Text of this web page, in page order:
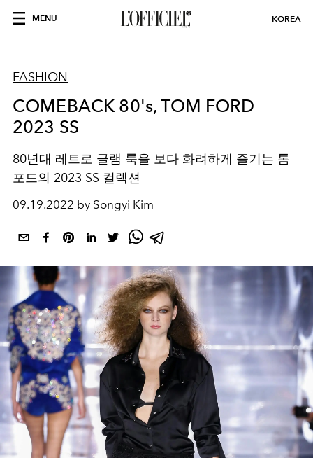
MENU KOREA
FASHION
COMEBACK 80's, TOM FORD
2023 SS
80년대 레트로 글램 룩을 보다 화려하게 즐기는 톰
포드의 2023 SS 컬렉션
09.19.2022 by Songyi Kim